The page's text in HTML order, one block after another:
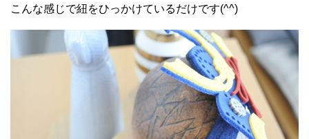
こんな感じで紐をひっかけているだけです(^^)